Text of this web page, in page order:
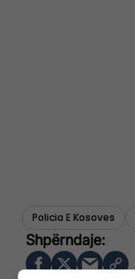
Policia E Kosoves